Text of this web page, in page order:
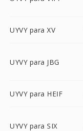
UYVY para XV
UYVY para JBG
UYVY para HEIF
UYVY para SIX